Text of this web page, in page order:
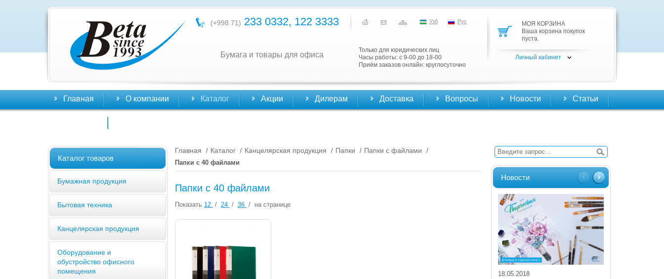
(+998 71) 233 0332, 122 3333 Узб Рус
Бумага и товары для офиса
Только для юридических лиц
Часы работы: с 9-00 до 18-00
Приём заказов онлайн: круглосуточно
МОЯ КОРЗИНА
Ваша корзина покупок
пуста.
Личный кабинет
Главная О компании Каталог Акции Дилерам Доставка Вопросы Новости Статьи
Каталог товаров
Бумажная продукция
Бытовая техника
Канцелярская продукция
Оборудование и
обустройство офисного
помещения
Главная / Каталог / Канцелярская продукция / Папки / Папки с файлами
/
Папки с 40 файлами
Папки с 40 файлами
Показать 12 / 24 / 36 / на странице
Новости
18.05.2018